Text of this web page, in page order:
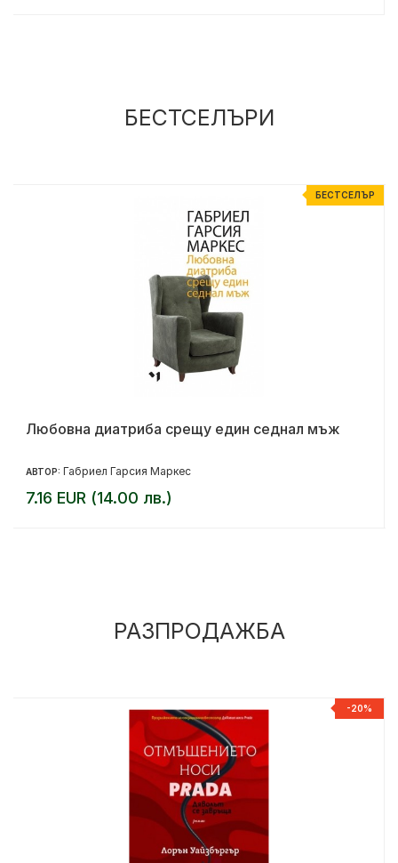
БЕСТСЕЛЪРИ
БЕСТСЕЛЪР
Любовна диатриба срещу един седнал мъж
АВТОР: Габриел Гарсия Маркес
7.16 EUR (14.00 лв.)
РАЗПРОДАЖБА
-20%